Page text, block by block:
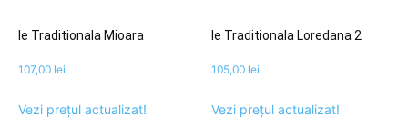
Ie Traditionala Mioara
107,00 lei
Vezi prețul actualizat!
Ie Traditionala Loredana 2
105,00 lei
Vezi prețul actualizat!